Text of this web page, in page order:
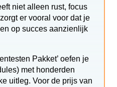
niet alleen rust, focus
er vooral voor dat je
op succes aanzienlijk
Pakket’ oefen je
met honderden
uitleg. Voor de prijs van